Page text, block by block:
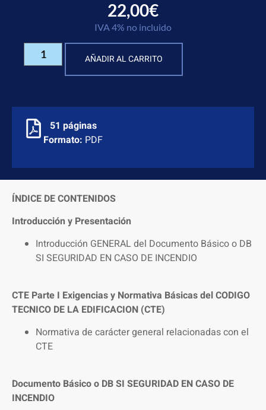
22,00€
IVA 4% no incluido
AÑADIR AL CARRITO
51 páginas
Formato: PDF
ÍNDICE DE CONTENIDOS
Introducción y Presentación
Introducción GENERAL del Documento Básico o DB
SI SEGURIDAD EN CASO DE INCENDIO
CTE Parte I Exigencias y Normativa Básicas del CODIGO
TECNICO DE LA EDIFICACION (CTE)
Normativa de carácter general relacionadas con el
CTE
Documento Básico o DB SI SEGURIDAD EN CASO DE
INCENDIO